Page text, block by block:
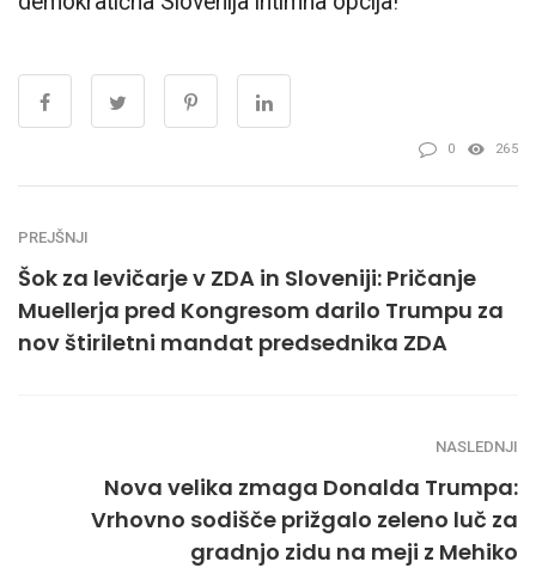
0 265
PREJŠNJI
Šok za levičarje v ZDA in Sloveniji: Pričanje
Muellerja pred Kongresom darilo Trumpu za
nov štiriletni mandat predsednika ZDA
NASLEDNJI
Nova velika zmaga Donalda Trumpa:
Vrhovno sodišče prižgalo zeleno luč za
gradnjo zidu na meji z Mehiko